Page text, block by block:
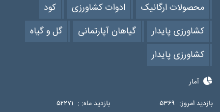
محصولات ارگانیک
ادوات کشاورزی
کود
کشاورزی پایدار
گیاهان آپارتمانی
گل و گیاه
کشاورزی پایدار
آمار
بازدید امروز: ۵۳۶۹ بازدید ماه: : ۵۲۲۷۱